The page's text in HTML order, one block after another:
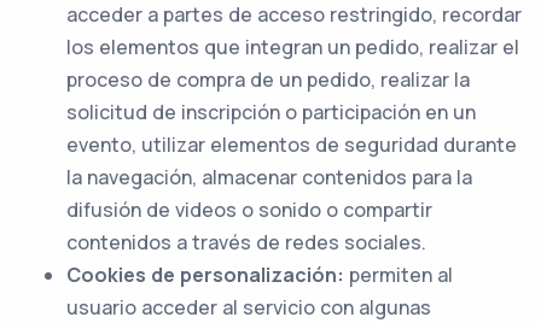
acceder a partes de acceso restringido, recordar
los elementos que integran un pedido, realizar el
proceso de compra de un pedido, realizar la
solicitud de inscripción o participación en un
evento, utilizar elementos de seguridad durante
la navegación, almacenar contenidos para la
difusión de videos o sonido o compartir
contenidos a través de redes sociales.
Cookies de personalización: permiten al
usuario acceder al servicio con algunas